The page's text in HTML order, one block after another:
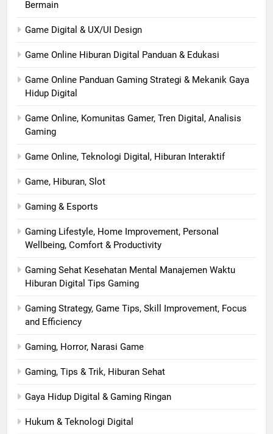
Bermain
Game Digital & UX/UI Design
Game Online Hiburan Digital Panduan & Edukasi
Game Online Panduan Gaming Strategi & Mekanik Gaya
Hidup Digital
Game Online, Komunitas Gamer, Tren Digital, Analisis
Gaming
Game Online, Teknologi Digital, Hiburan Interaktif
Game, Hiburan, Slot
Gaming & Esports
Gaming Lifestyle, Home Improvement, Personal
Wellbeing, Comfort & Productivity
Gaming Sehat Kesehatan Mental Manajemen Waktu
Hiburan Digital Tips Gaming
Gaming Strategy, Game Tips, Skill Improvement, Focus
and Efficiency
Gaming, Horror, Narasi Game
Gaming, Tips & Trik, Hiburan Sehat
Gaya Hidup Digital & Gaming Ringan
Hukum & Teknologi Digital